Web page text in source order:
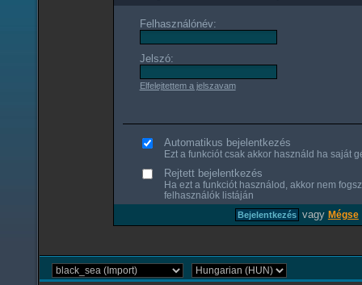
Felhasználónév:
Jelszó:
Elfelejtettem a jelszavam
Automatikus bejelentkezés
Ezt a funkciót csak akkor használd ha saját
Rejtett bejelentkezés
Ha ezt a funkciót használod, akkor nem
felhasználók listáján
vagy Mégse